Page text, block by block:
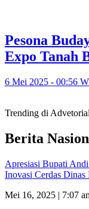
Pesona
Expo Tanah
6 Mei 2025 - 00:56
Trending di Advetorial
Berita
Apresiasi Bupati
Inovasi Cerdas Dinas
Mei 16, 2025 | 7:07